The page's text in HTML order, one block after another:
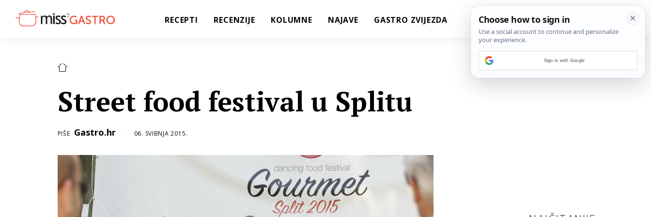
RECEPTI RECENZIJE KOLUMNE NAJAVE GASTRO ZVIJEZDA
Street food festival u Splitu
PIŠE Gastro.hr 06. SVIBNJA 2015.
Sign in with Google